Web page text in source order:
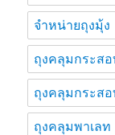
จำหน่ายถุงมุ้ง
ถุงคลุมกระส
ถุงคลุมกระส
ถุงคลุมพาเลท